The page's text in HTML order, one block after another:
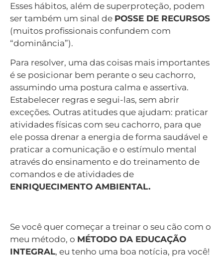
Esses hábitos, além de superproteção, podem
ser também um sinal de POSSE DE RECURSOS
(muitos profissionais confundem com
“dominância”).
Para resolver, uma das coisas mais importantes
é se posicionar bem perante o seu cachorro,
assumindo uma postura calma e assertiva.
Estabelecer regras e segui-las, sem abrir
exceções. Outras atitudes que ajudam: praticar
atividades físicas com seu cachorro, para que
ele possa drenar a energia de forma saudável e
praticar a comunicação e o estímulo mental
através do ensinamento e do treinamento de
comandos e de atividades de
ENRIQUECIMENTO AMBIENTAL.
Se você quer começar a treinar o seu cão com o
meu método, o MÉTODO DA EDUCAÇÃO
INTEGRAL, eu tenho uma boa notícia, pra você!